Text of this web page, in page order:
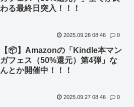
わる最終日突入！！！
2025.09.28 08:46 0
【📦】Amazonの「Kindle本マン
ガフェス（50%還元）第4弾」な
んとか開催中！！！
2025.09.27 08:46 0